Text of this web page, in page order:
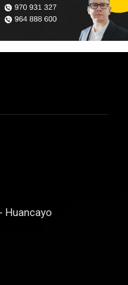
Huancayo